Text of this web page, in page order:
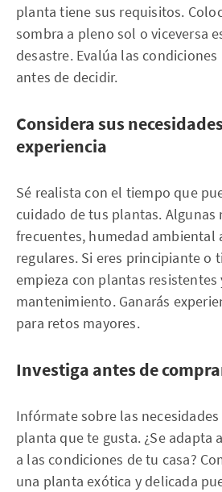
planta tiene sus requisitos.
sombra a pleno sol o viceversa
desastre. Evalúa las
antes de decidir.
Considera sus
experiencia
Sé realista con el tiempo que
cuidado de tus plantas. Algunas
frecuentes, humedad ambiental
regulares. Si eres principiante o
empieza con plantas resistentes
mantenimiento. Ganarás
para retos mayores.
Investiga antes de
Infórmate sobre las
planta que te gusta. ¿Se adapta
a las condiciones de tu casa?
una planta exótica y delicada